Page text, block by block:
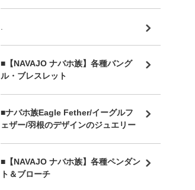
■【NAVAJO ナバホ族】各種バング
ル・ブレスレット
■ナバホ族Eagle Fether/イーグルフ
ェザー/羽根のデザインのジュエリー
■【NAVAJO ナバホ族】各種ペンダン
ト＆ブローチ